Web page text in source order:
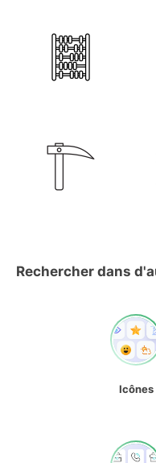
Rechercher dans
Icônes